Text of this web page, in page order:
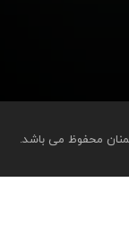
محفوظ می باشد.